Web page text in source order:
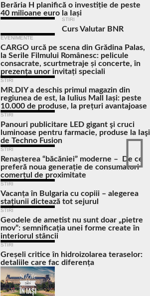
Berăria H planifică o investiție de peste
40 milioane euro la Iași
STIRI
Curs Valutar BNR
EVENIMENTE
CARGO urcă pe scena din Grădina Palas,
la Serile Filmului Românesc: pelicule
consacrate, scurtmetraje și concerte, în
prezența unor invitați speciali
STIRI
MR.DIY a deschis primul magazin din
regiunea de est, la Iulius Mall Iași: peste
10.000 de produse, la prețuri avantajoase
STIRI
Panouri publicitare LED gigant şi cruci
luminoase pentru farmacie, produse la Iaşi
de Techno Fusion
STIRI
Renașterea “băcăniei” moderne – De ce
preferă noua generație de consumatori
comerțul de proximitate
STIRI
Vacanța în Bulgaria cu copiii – alegerea
stațiunii dictează tot sejurul
STIRI
Geodele de ametist nu sunt doar „pietre
mov”: semnificația unei forme create în
interiorul stâncii
STIRI
Greșeli critice în hidroizolarea teraselor:
detaliile care fac diferența